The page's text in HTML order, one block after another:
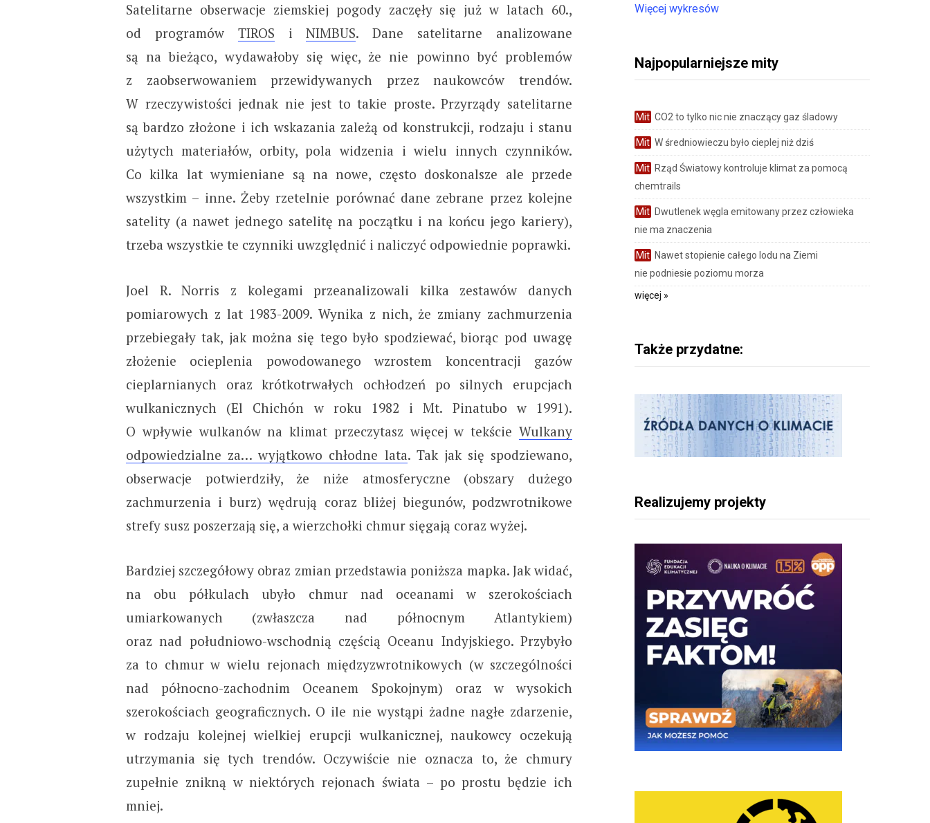
Satelitarne obserwacje ziemskiej pogody zaczęły się już w latach 60.,
od programów TIROS iNIMBUS. Dane satelitarne analizowane
są na bieżąco, wydawałoby się więc, że nie powinno być problemów
z zaobserwowaniem przewidywanych przez naukowców trendów.
W rzeczywistości jednak nie jest to takie proste. Przyrządy satelitarne
są bardzo złożone i ich wskazania zależą od konstrukcji, rodzaju i stanu
użytych materiałów, orbity, pola widzenia i wielu innych czynników.
Co kilka lat wymieniane są na nowe, często doskonalsze ale przede
wszystkim – inne. Żeby rzetelnie porównać dane zebrane przez kolejne
satelity (a nawet jednego satelitę na początku i na końcu jego kariery),
trzeba wszystkie te czynniki uwzględnić i naliczyć odpowiednie poprawki.
Joel R. Norris z kolegami przeanalizowali kilka zestawów danych
pomiarowych z lat 1983-2009. Wynika z nich, że zmiany zachmurzenia
przebiegały tak, jak można się tego było spodziewać, biorąc pod uwagę
złożenie ocieplenia powodowanego wzrostem koncentracji gazów
cieplarnianych oraz krótkotrwałych ochłodzeń po silnych erupcjach
wulkanicznych (El Chichón w roku 1982 i Mt. Pinatubo w 1991).
O wpływie wulkanów na klimat przeczytasz więcej w tekścieWulkany
odpowiedzialne za… wyjątkowo chłodne lata. Tak jak się spodziewano,
obserwacje potwierdziły, że niże atmosferyczne (obszary dużego
zachmurzenia i burz) wędrują coraz bliżej biegunów, podzwrotnikowe
strefy susz poszerzają się, a wierzchołki chmur sięgają coraz wyżej.
Bardziej szczegółowy obraz zmian przedstawia poniższa mapka. Jak widać,
na obu półkulach ubyło chmur nad oceanami w szerokościach
umiarkowanych (zwłaszcza nad północnym Atlantykiem)
oraz nad południowo-wschodnią częścią Oceanu Indyjskiego. Przybyło
za to chmur w wielu rejonach międzyzwrotnikowych (w szczególności
nad północno-zachodnim Oceanem Spokojnym) oraz w wysokich
szerokościach geograficznych. O ile nie wystąpi żadne nagłe zdarzenie,
w rodzaju kolejnej wielkiej erupcji wulkanicznej, naukowcy oczekują
utrzymania się tych trendów. Oczywiście nie oznacza to, że chmury
zupełnie znikną w niektórych rejonach świata – po prostu będzie ich
mniej.
Więcej wykresów
Najpopularniejsze mity
Mit CO2 to tylko nic nie znaczący gaz śladowy
Mit W średniowieczu było cieplej niż dziś
Mit Rząd Światowy kontroluje klimat za pomocą
chemtrails
Mit Dwutlenek węgla emitowany przez człowieka
nie ma znaczenia
Mit Nawet stopienie całego lodu na Ziemi
nie podniesie poziomu morza
więcej »
Także przydatne:
Realizujemy projekty